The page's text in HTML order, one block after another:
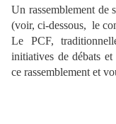
Un rassemblement de
(voir, ci-dessous, le
Le PCF,
initiatives de débats
ce rassemblement et